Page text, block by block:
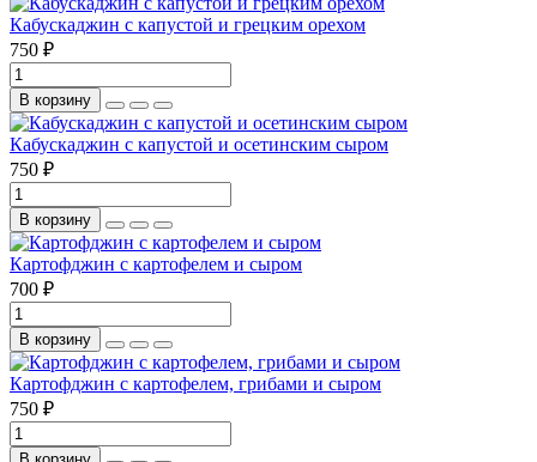
Кабускаджин с капустой и грецким орехом
750 ₽
В корзину
Кабускаджин с капустой и осетинским сыром
750 ₽
В корзину
Картофджин с картофелем и сыром
700 ₽
В корзину
Картофджин с картофелем, грибами и сыром
750 ₽